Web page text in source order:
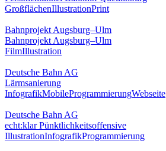
GroßflächenIllustrationPrint
Bahnprojekt Augsburg–Ulm
Bahnprojekt Augsburg–Ulm
FilmIllustration
Deutsche Bahn AG
Lärmsanierung
InfografikMobileProgrammierungWebseite
Deutsche Bahn AG
echt:klar Pünktlichkeitsoffensive
IllustrationInfografikProgrammierung